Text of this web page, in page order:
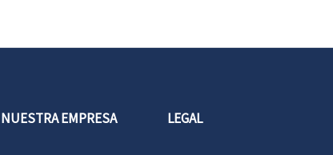
NUESTRA EMPRESA LEGAL